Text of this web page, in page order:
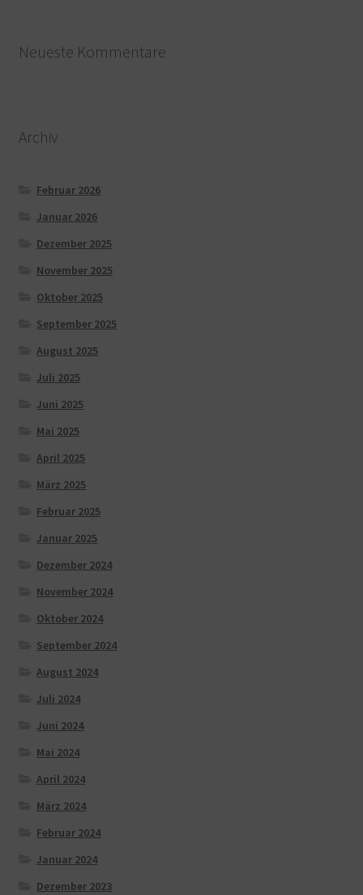
Neueste Kommentare
Archiv
Februar 2026
Januar 2026
Dezember 2025
November 2025
Oktober 2025
September 2025
August 2025
Juli 2025
Juni 2025
Mai 2025
April 2025
März 2025
Februar 2025
Januar 2025
Dezember 2024
November 2024
Oktober 2024
September 2024
August 2024
Juli 2024
Juni 2024
Mai 2024
April 2024
März 2024
Februar 2024
Januar 2024
Dezember 2023